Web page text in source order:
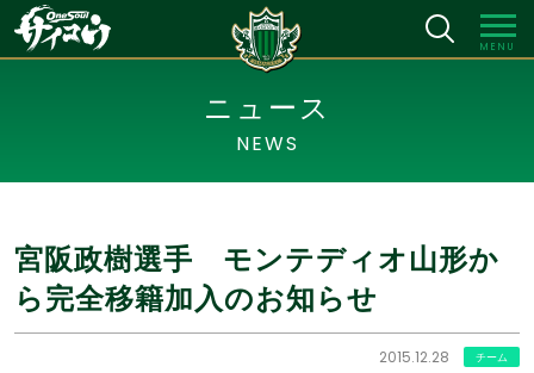
MENU
ニュース
NEWS
宮阪政樹選手 モンテディオ山形か
ら完全移籍加入のお知らせ
2015.12.28 チーム